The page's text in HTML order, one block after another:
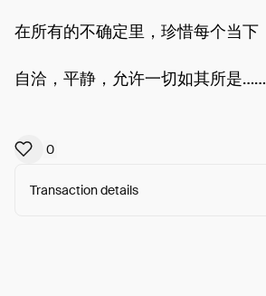
在所有的不确定里，珍惜每个当下
自洽，平静，允许一切如其所是……
0
Transaction details